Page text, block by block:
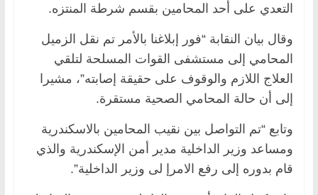
التعدي على أحد المحامين بقسم شرطة المنتزه.
وقال بيان النقابة “فور إبلاغنا بالأمر تم نقل الزميل
المحامي إلى مستشفى القوات المسلحة لتلقي
العلاج اللازم والوقوف على حقيقة إصابته”، مشيرا
إلى أن حالة المحامي الصحية مستقرة.
وتابع “تم التواصل بين نقيب المحامين بالاسكندرية
ومساعد وزير الداخلية مدير أمن الإسكندرية والذي
قام بدوره إلى رفع الامرإ لى وزير الداخلية”.